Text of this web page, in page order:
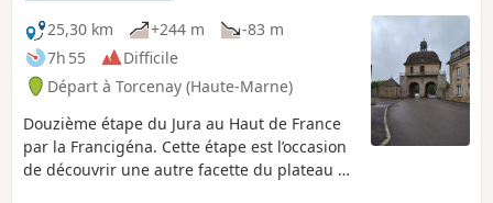
25,30 km
+244 m
-83 m
7h 55
Difficile
Départ à Torcenay (Haute-Marne)
Douzième étape du Jura au Haut de France
par la Francigéna. Cette étape est l’occasion
de découvrir une autre facette du plateau de